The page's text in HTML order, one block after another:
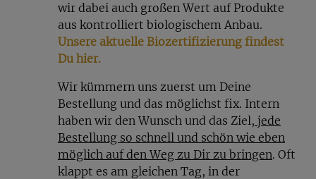
Wie lagert man getrocknete
Papaya?
handelt, empfiehlt es sich, die getrocknete Papaya
möglichst trocken an einem kühlen und
lichtgeschützten Ort zu lagern. So lässt sich
sicherstellen, dass die Frucht ohne Qualitätsverlust
mindestens 6 Monate haltbar und lecker bleibt.
wir dabei auch großen Wert auf Produkte
aus kontrolliert biologischem Anbau.
Unsere aktuelle Biozertifizierung findest
Du hier.
Wir kümmern uns zuerst um Deine
Bestellung und das möglichst fix. Intern
haben wir den Wunsch und das Ziel, jede
Bestellung so schnell und schön wie eben
möglich auf den Weg zu Dir zu bringen. Oft
klappt es am gleichen Tag, in der